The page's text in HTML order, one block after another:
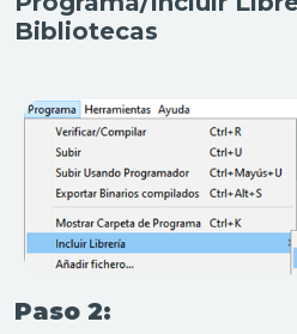
Bibliotecas
Paso 2: